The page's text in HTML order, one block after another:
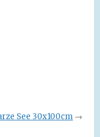
See 30x100cm →